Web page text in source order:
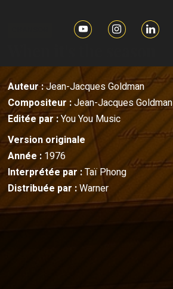
Auteur :Jean-Jacques Goldman
Compositeur :Jean-Jacques Goldman
Editée par :You You Music
Version originale
Année :1976
Interprétée par :Taï Phong
Distribuée par :Warner